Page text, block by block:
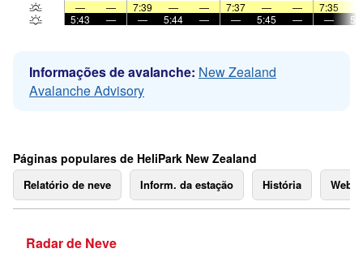
—
— 7:39 — — 7:37 — — 7:35
5:43
— — 5:44 — — 5:45 — —
Informações de avalanche: New Zealand
Avalanche Advisory
Páginas populares de HeliPark New Zealand
Relatório de neve Inform. da estação História
Radar de Neve